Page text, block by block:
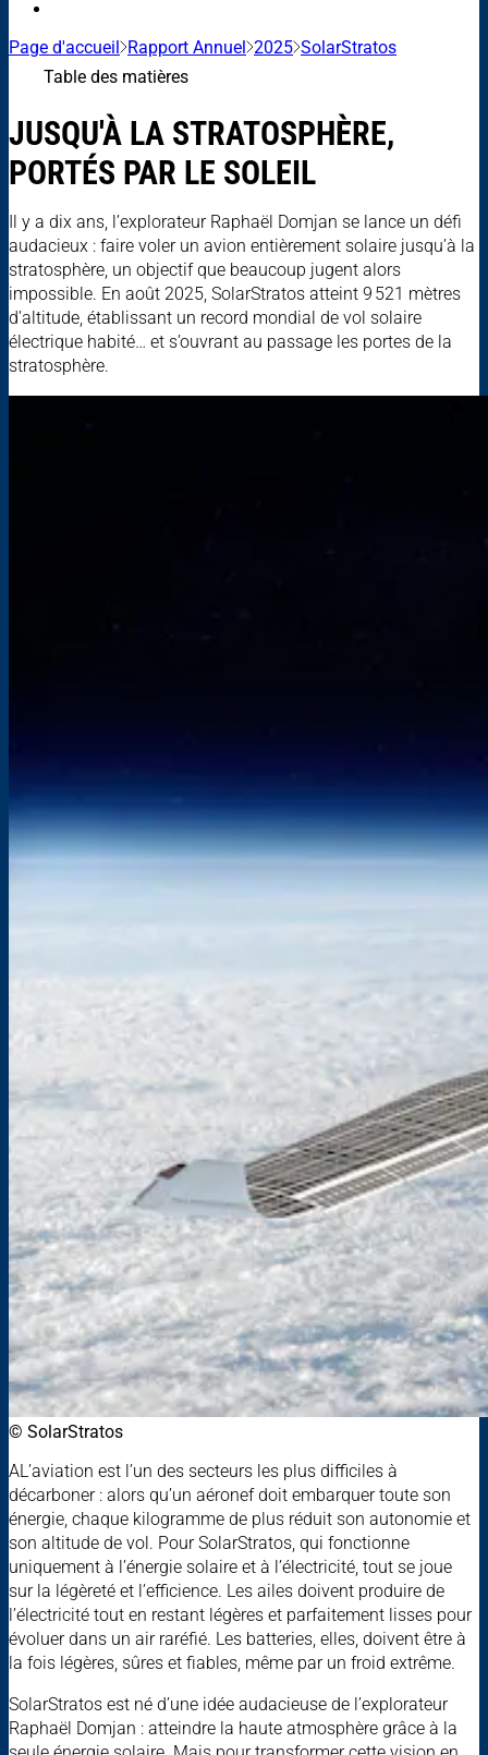
Page d'accueil Rapport Annuel 2025 SolarStratos
Table des matières
JUSQU'À LA STRATOSPHÈRE,
PORTÉS PAR LE SOLEIL
Il y a dix ans, l’explorateur Raphaël Domjan se lance un défi
audacieux : faire voler un avion entièrement solaire jusqu’à la
stratosphère, un objectif que beaucoup jugent alors
impossible. En août 2025, SolarStratos atteint 9 521 mètres
d’altitude, établissant un record mondial de vol solaire
électrique habité… et s’ouvrant au passage les portes de la
stratosphère.
© SolarStratos
AL’aviation est l’un des secteurs les plus difficiles à
décarboner : alors qu’un aéronef doit embarquer toute son
énergie, chaque kilogramme de plus réduit son autonomie et
son altitude de vol. Pour SolarStratos, qui fonctionne
uniquement à l’énergie solaire et à l’électricité, tout se joue
sur la légèreté et l’efficience. Les ailes doivent produire de
l’électricité tout en restant légères et parfaitement lisses pour
évoluer dans un air raréfié. Les batteries, elles, doivent être à
la fois légères, sûres et fiables, même par un froid extrême.
SolarStratos est né d’une idée audacieuse de l’explorateur
Raphaël Domjan : atteindre la haute atmosphère grâce à la